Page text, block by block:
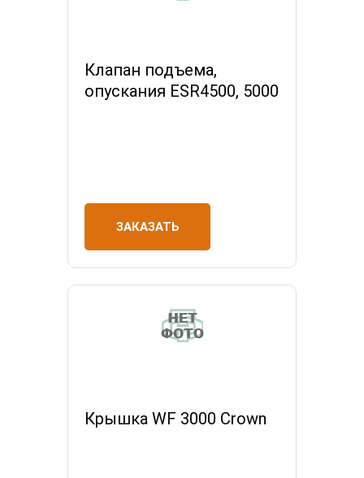
Клапан подъема,
опускания ESR4500, 5000
ЗАКАЗАТЬ
Крышка WF 3000 Crown